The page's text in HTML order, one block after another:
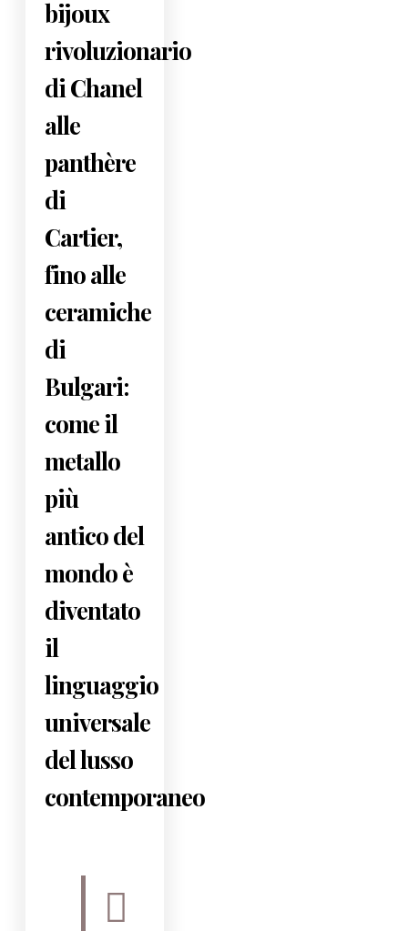
bijoux
rivoluzionario
di Chanel
alle
panthère
di
Cartier,
fino alle
ceramiche
di
Bulgari:
come il
metallo
più
antico del
mondo è
diventato
il
linguaggio
universale
del lusso
contemporaneo